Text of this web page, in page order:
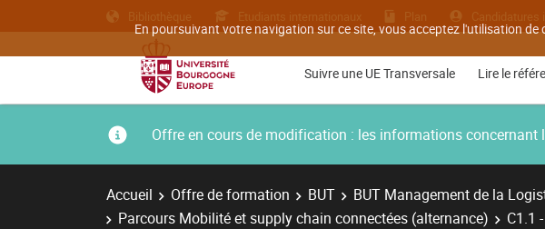
En poursuivant votre navigation sur ce site, vous acceptez l'utilisation
Bibliothèque Etudiants internationaux Plan Candidatures
Suivre une UE Transversale Lire le
Offre en cours de modification : les informations concernant
Accueil Offre de formation BUT
BUT Management de la
Parcours Mobilité et supply chain connectées (alternance)
C1.1